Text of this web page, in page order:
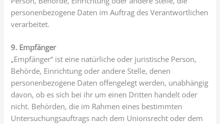
personenbezogene Daten im Auftrag des Verantwortlichen
verarbeitet.
9. Empfänger
„Empfänger“ ist eine natürliche oder juristische Person,
Behörde, Einrichtung oder andere Stelle, denen
personenbezogene Daten offengelegt werden, unabhängig
davon, ob es sich bei ihr um einen Dritten handelt oder
nicht. Behörden, die im Rahmen eines bestimmten
Untersuchungsauftrags nach dem Unionsrecht oder dem